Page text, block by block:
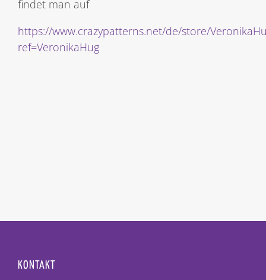
findet man auf
https://www.crazypatterns.net/de/store/
ref=VeronikaHug
KONTAKT